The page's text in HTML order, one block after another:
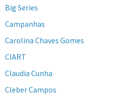
Big Series
Campanhas
Carolina Chaves Gomes
CIART
Claudia Cunha
Cleber Campos